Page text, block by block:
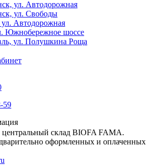
ул. Автодорожная
ул. Свободы
ул. Автодорожная
Южнобережное шоссе
ул. Полушкина Роща
59
склад BIOFA FAMA.
оформленных и оплаченных